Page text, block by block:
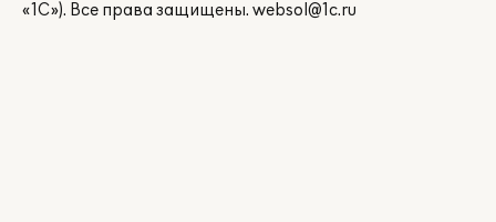
«1С»). Все права защищены. websol@1c.ru